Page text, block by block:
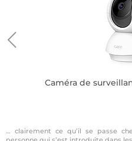
Caméra de
… clairement ce qu’il se passe